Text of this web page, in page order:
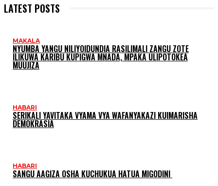
LATEST POSTS
MAKALA
NYUMBA YANGU NILIYOIDUNDIA RASILIMALI ZANGU ZOTE
ILIKUWA KARIBU KUPIGWA MNADA, MPAKA ULIPOTOKEA
MUUJIZA
HABARI
SERIKALI YAVITAKA VYAMA VYA WAFANYAKAZI KUIMARISHA
DEMOKRASIA
HABARI
SANGU AAGIZA OSHA KUCHUKUA HATUA MIGODINI ‎